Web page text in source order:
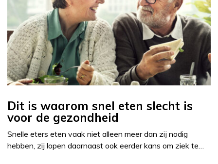
Dit is waarom snel eten slecht is
voor de gezondheid
Snelle eters eten vaak niet alleen meer dan zij nodig
hebben, zij lopen daarnaast ook eerder kans om ziek te…